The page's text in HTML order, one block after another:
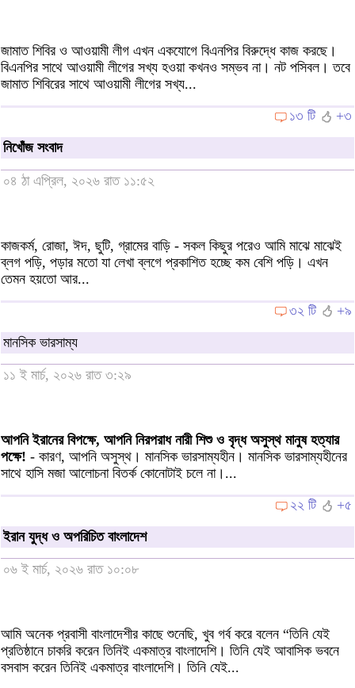
জামাত শিবির ও আওয়ামী লীগ এখন একযোগে বিএনপির বিরুদ্ধে কাজ করছে।
বিএনপির সাথে আওয়ামী লীগের সখ্য হওয়া কখনও সম্ভব না। নট পসিবল। তবে
জামাত শিবিরের সাথে আওয়ামী লীগের সখ্য...
১৩ টি
+৩
নিখোঁজ সংবাদ
০৪ ঠা এপ্রিল, ২০২৬ রাত ১১:৫২
কাজকর্ম, রোজা, ঈদ, ছুটি, গ্রামের বাড়ি - সকল কিছুর পরেও আমি মাঝে মাঝেই
ব্লগ পড়ি, পড়ার মতো যা লেখা ব্লগে প্রকাশিত হচ্ছে কম বেশি পড়ি। এখন
তেমন হয়তো আর...
৩২ টি
+৯
মানসিক ভারসাম্য
১১ ই মার্চ, ২০২৬ রাত ৩:২৯
আপনি ইরানের বিপক্ষে, আপনি নিরপরাধ নারী শিশু ও বৃদ্ধ অসুস্থ মানুষ হত্যার
পক্ষে! - কারণ, আপনি অসুস্থ। মানসিক ভারসাম্যহীন। মানসিক ভারসাম্যহীনের
সাথে হাসি মজা আলোচনা বিতর্ক কোনোটাই চলে না।...
২২ টি
+৫
ইরান যুদ্ধ ও অপরিচিত বাংলাদেশ
০৬ ই মার্চ, ২০২৬ রাত ১০:০৮
আমি অনেক প্রবাসী বাংলাদেশীর কাছে শুনেছি, খুব গর্ব করে বলেন “তিনি যেই
প্রতিষ্ঠানে চাকরি করেন তিনিই একমাত্র বাংলাদেশি। তিনি যেই আবাসিক ভবনে
বসবাস করেন তিনিই একমাত্র বাংলাদেশি। তিনি যেই...